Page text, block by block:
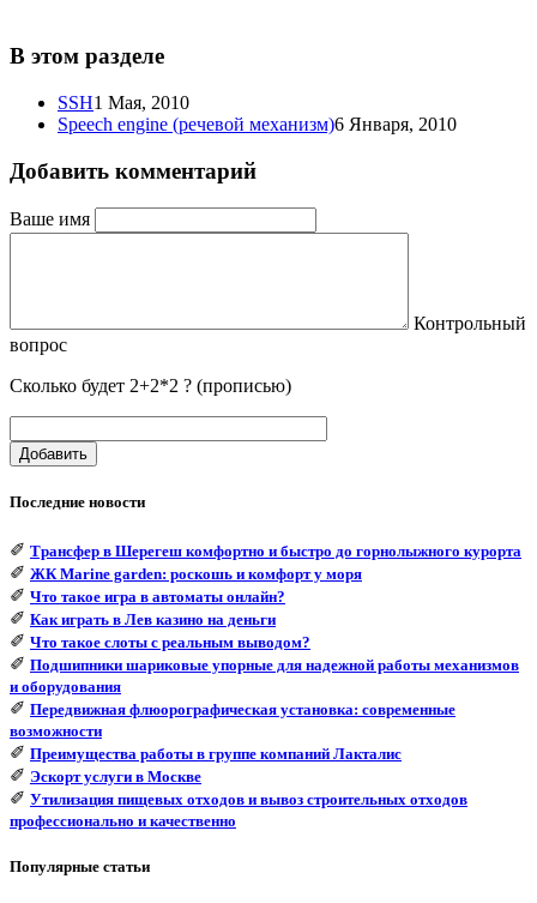
В этом разделе
SSH1 Мая, 2010
Speech engine (речевой механизм)6 Января, 2010
Добавить комментарий
Ваше имя
Контрольный
вопрос
Сколько будет 2+2*2 ? (прописью)
Добавить
Последние новости
✐ Трансфер в Шерегеш комфортно и быстро до горнолыжного курорта
✐ ЖК Marine garden: роскошь и комфорт у моря
✐ Что такое игра в автоматы онлайн?
✐ Как играть в Лев казино на деньги
✐ Что такое слоты с реальным выводом?
✐ Подшипники шариковые упорные для надежной работы механизмов
и оборудования
✐ Передвижная флюорографическая установка: современные
возможности
✐ Преимущества работы в группе компаний Лакталис
✐ Эскорт услуги в Москве
✐ Утилизация пищевых отходов и вывоз строительных отходов
профессионально и качественно
Популярные статьи